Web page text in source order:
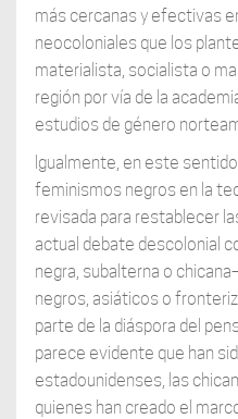
más cercanas y efectivas
neocoloniales que los
materialista, socialista o
región por vía de la
estudios de género
Igualmente, en este
feminismos negros en la
revisada para restablecer
actual debate descolonial
negra, subalterna o
negros, asiáticos o
parte de la diáspora del
parece evidente que han
estadounidenses, las
quienes han creado el